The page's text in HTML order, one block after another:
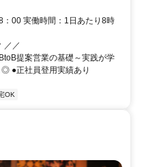
00 実働時間：1日あたり8時
／／
案営業の基礎～実践が学
●正社員登用実績あり
OK